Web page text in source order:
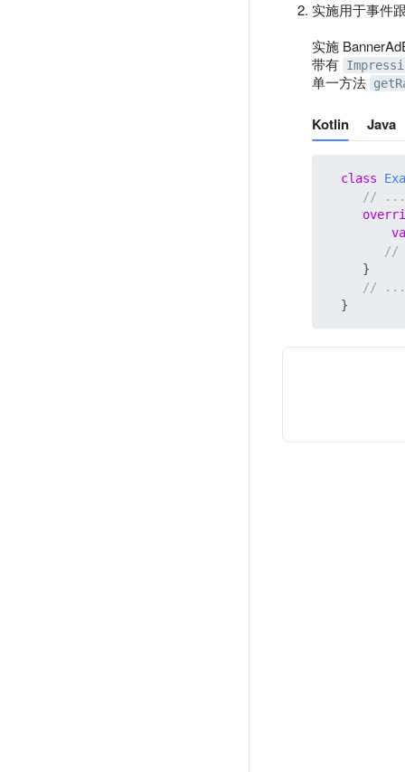
实施用于事件
实施
带有
单一方法
Kotlin Java
class
// ...
//
     }
// ...